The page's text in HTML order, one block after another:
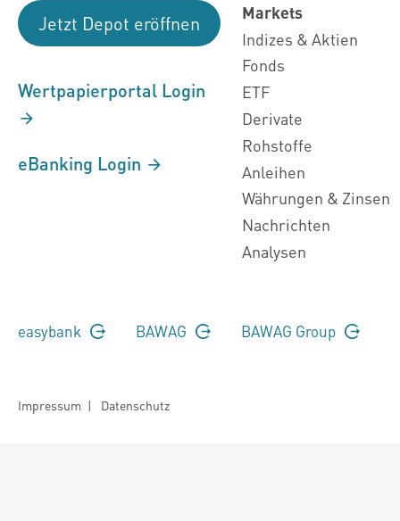
Jetzt Depot eröffnen
Wertpapierportal Login
eBanking Login
Markets
Indizes & Aktien
Fonds
ETF
Derivate
Rohstoffe
Anleihen
Währungen & Zinsen
Nachrichten
Analysen
easybank BAWAG BAWAG Group
Impressum | Datenschutz